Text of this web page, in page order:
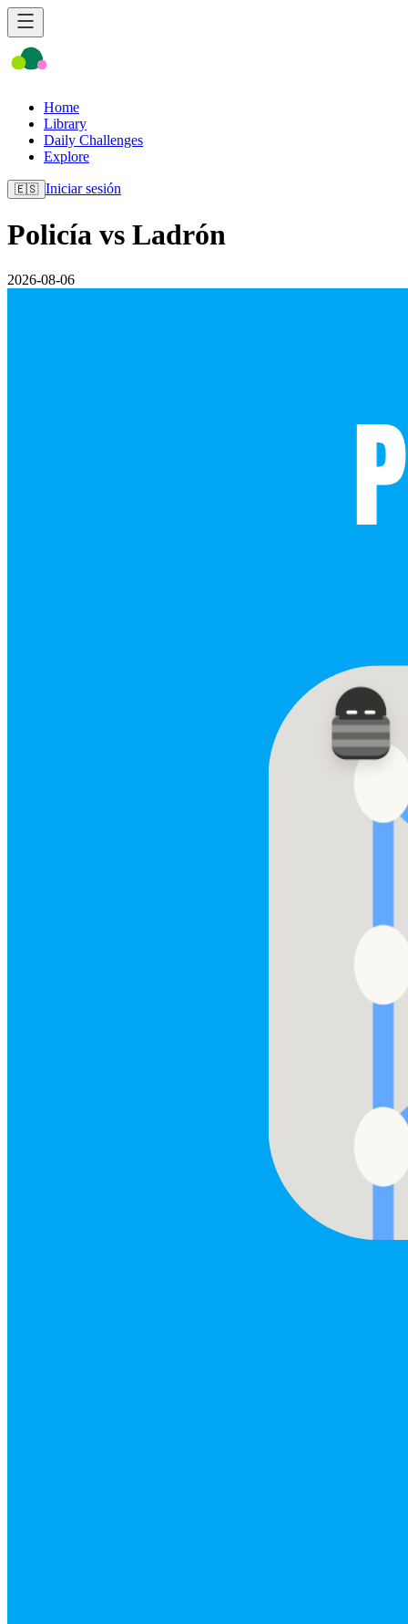
Home
Library
Daily Challenges
Explore
🇪🇸 Iniciar sesión
Policía vs Ladrón
2026-08-06